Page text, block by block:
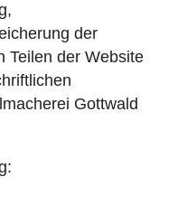
der
Teilen der Website
Gottwald